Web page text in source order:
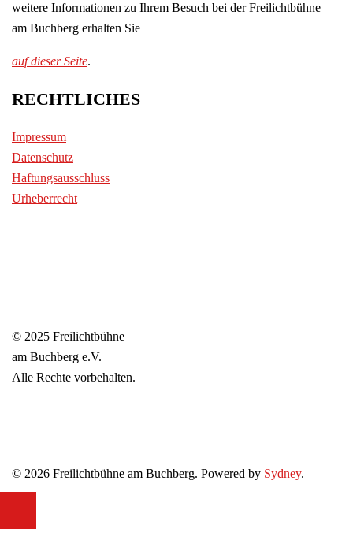
weitere Informationen zu Ihrem Besuch bei der Freilichtbühne
am Buchberg erhalten Sie
auf dieser Seite.
RECHTLICHES
Impressum
Datenschutz
Haftungsausschluss
Urheberrecht
© 2025 Freilichtbühne
am Buchberg e.V.
Alle Rechte vorbehalten.
© 2026 Freilichtbühne am Buchberg. Powered by Sydney.